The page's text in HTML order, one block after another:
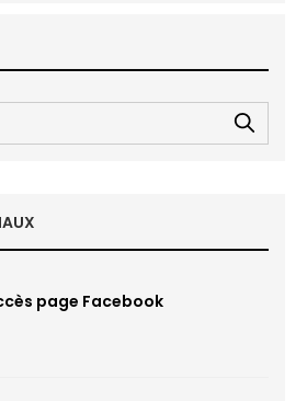
page Facebook